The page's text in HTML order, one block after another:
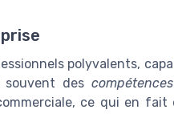
polyvalents,
souvent descompétences
ce qui en fait